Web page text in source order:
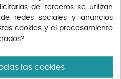
MEXICANA...
de terceros se utilizan
redes sociales y anuncios
cookies y el procesamiento
las cookies